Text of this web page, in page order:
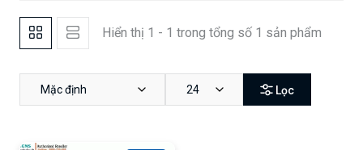
Hiển thị 1 - 1 trong tổng số 1 sản phẩm
Mặc định 24 Lọc